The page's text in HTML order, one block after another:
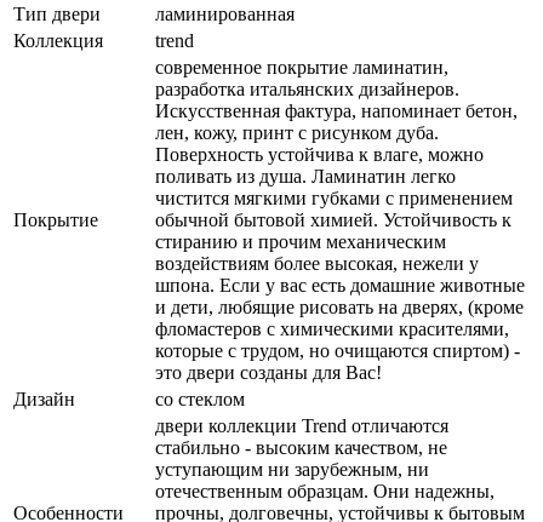
Тип двери
ламинированная
Коллекция
trend
Покрытие
современное покрытие ламинатин,
разработка итальянских дизайнеров.
Искусственная фактура, напоминает бетон,
лен, кожу, принт с рисунком дуба.
Поверхность устойчива к влаге, можно
поливать из душа. Ламинатин легко
чистится мягкими губками с применением
обычной бытовой химией. Устойчивость к
стиранию и прочим механическим
воздействиям более высокая, нежели у
шпона. Если у вас есть домашние животные
и дети, любящие рисовать на дверях, (кроме
фломастеров с химическими красителями,
которые с трудом, но очищаются спиртом) -
это двери созданы для Вас!
Дизайн
со стеклом
Особенности
двери коллекции Trend отличаются
стабильно - высоким качеством, не
уступающим ни зарубежным, ни
отечественным образцам. Они надежны,
прочны, долговечны, устойчивы к бытовым